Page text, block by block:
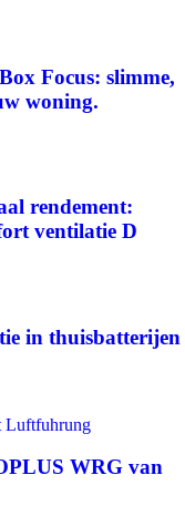
Focus: slimme,
woning.
rendement:
ventilatie D
in thuisbatterijen
WRG van